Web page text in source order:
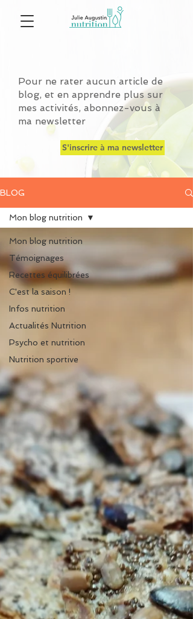
Pour ne rater aucun article de
blog, et en apprendre plus sur
mes activités, abonnez-vous à
ma newsletter
S'inscrire à ma newsletter
BLOG
Mon blog nutrition
Témoignages
Recettes équilibrées
C'est la saison !
Infos nutrition
Actualités Nutrition
Psycho et nutrition
Nutrition sportive
Mon blog nutrition